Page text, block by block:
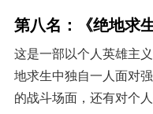
第八名：《绝地求
这是一部以个人英雄主
地求生中独自一人面对
的战斗场面，还有对个